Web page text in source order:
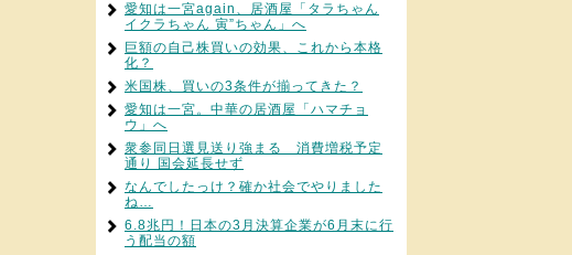
愛知は一宮again、居酒屋「タラちゃん
イクラちゃん 寅”ちゃん」へ
巨額の自己株買いの効果、これから本格
化？
米国株、買いの3条件が揃ってきた？
愛知は一宮。中華の居酒屋「ハマチョ
ウ」へ
衆参同日選見送り強まる 消費増税予定
通り 国会延長せず
なんでしたっけ？確か社会でやりました
ね…
6.8兆円！日本の3月決算企業が6月末に行
う配当の額